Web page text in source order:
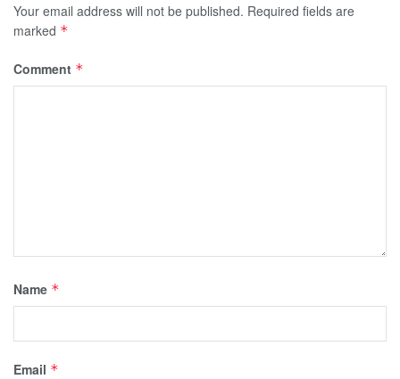
Your email address will not be published. Required fields are
marked *
Comment *
Name *
Email *